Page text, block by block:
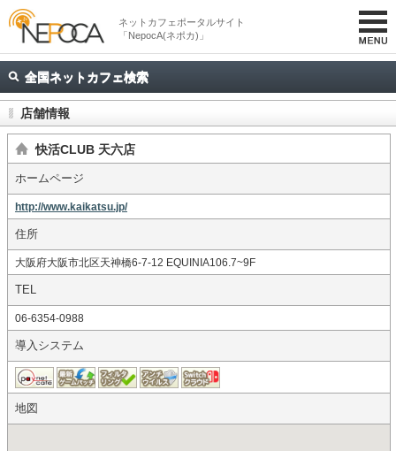
ネットカフェポータルサイト
「NepocA(ネポカ)」
全国ネットカフェ検索
店舗情報
快活CLUB 天六店
ホームページ
http://www.kaikatsu.jp/
住所
大阪府大阪市北区天神橋6-7-12 EQUINIA106.7~9F
TEL
06-6354-0988
導入システム
地図